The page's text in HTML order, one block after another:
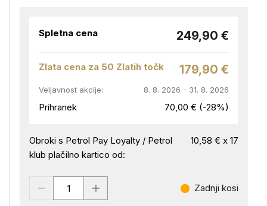
Spletna cena 249,90 €
Zlata cena za 50 Zlatih točk 179,90 €
Veljavnost akcije: 8. 8. 2026 - 31. 8. 2026
Prihranek 70,00 € (-28%)
Obroki s Petrol Pay Loyalty / Petrol
klub plačilno kartico od:
10,58 € x 17
Zadnji kosi